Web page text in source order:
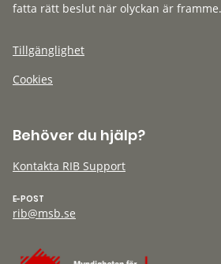
fatta rätt beslut när olyckan är framme.
Tillgänglighet
Cookies
Behöver du hjälp?
Kontakta RIB Support
E-POST
rib@msb.se